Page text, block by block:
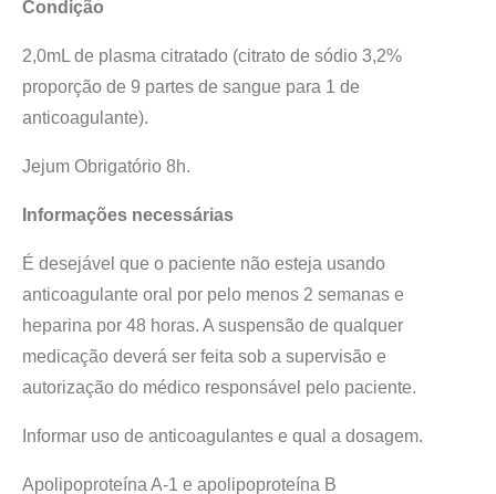
Condição
2,0mL de plasma citratado (citrato de sódio 3,2%
proporção de 9 partes de sangue para 1 de
anticoagulante).
Jejum Obrigatório 8h.
Informações necessárias
É desejável que o paciente não esteja usando
anticoagulante oral por pelo menos 2 semanas e
heparina por 48 horas. A suspensão de qualquer
medicação deverá ser feita sob a supervisão e
autorização do médico responsável pelo paciente.
Informar uso de anticoagulantes e qual a dosagem.
Apolipoproteína A-1 e apolipoproteína B